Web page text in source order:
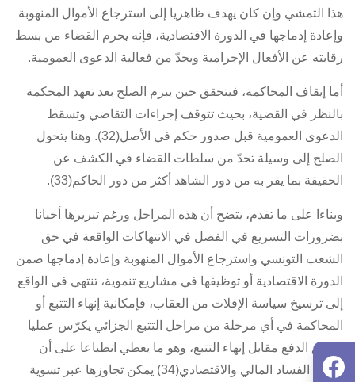
هذا التمشي وإن كان يهدف ظاهريا إلى استرجاع الأموال المنهوبة
وإعادة إدماجها في الدورة الاقتصادية، فإنه يحرم القضاء من بسط
رقابته عن الأفعال الإجرامية ويحدّ من فعالية الدعوى العمومية.
أما إيقاف المحاكمة، فيتحقق حين يبرم الصلح بعد تعهد المحكمة
بالنظر في القضية، بحيث تتوقف إجراءات التقاضي وتسقط
الدعوى العمومية قبل صدور حكم في الأصل(32). وهنا يتحول
الصلح إلى وسيلة تحدّ من سلطات القضاء في الكشف عن
الحقيقة بما يقر به من دور الشاهد أكثر من دور الحاكم(33).
وبناءا على ما تقدم، يتضح أن هذه المراحل ورغم تبريرها أحيانا
بضرورات التسريع في الفصل في الانتهاكات الواقعة في حق
الشعب التونسي واسترجاع الأموال المنهوبة وإعادة إدماجها ضمن
الدورة الاقتصادية أو توظيفها في مشاريع تنموية، تنتهي في الواقع
إلى ترسيخ سياسة الإفلات من العقاب، فإمكانية إنهاء التتبع أو
المحاكمة في أي مرحلة من مراحل التتبع الجزائي يكرّس عمليا
منطق الدفع مقابل إنهاء التتبع، وهو ما يعطي انطباعا على أن
جرائم الفساد المالي والاقتصادي(34) يمكن تجاوزها عبر تسوية